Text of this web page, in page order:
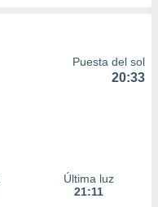
Puesta del sol
20:33
Última luz
21:11